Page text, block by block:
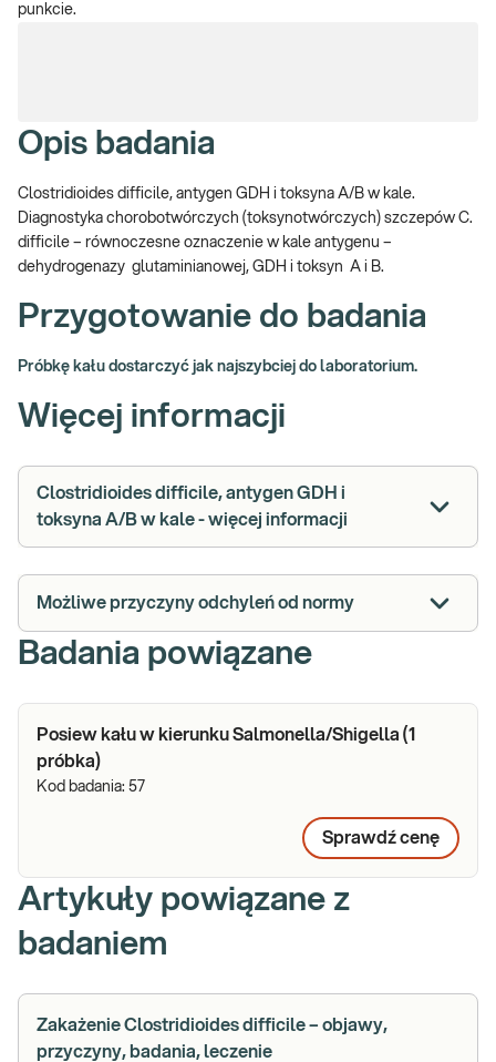
punkcie.
Opis badania
Clostridioides difficile, antygen GDH i toksyna A/B w kale.
Diagnostyka chorobotwórczych (toksynotwórczych) szczepów C.
difficile – równoczesne oznaczenie w kale antygenu –
dehydrogenazy glutaminianowej, GDH i toksyn A i B.
Przygotowanie do badania
Próbkę kału dostarczyć jak najszybciej do laboratorium.
Więcej informacji
Clostridioides difficile, antygen GDH i
toksyna A/B w kale - więcej informacji
Możliwe przyczyny odchyleń od normy
Badania powiązane
Posiew kału w kierunku Salmonella/Shigella (1
próbka)
Kod badania: 57
Sprawdź cenę
Artykuły powiązane z
badaniem
Zakażenie Clostridioides difficile – objawy,
przyczyny, badania, leczenie